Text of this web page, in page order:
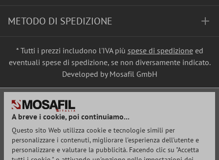
METODO DI SPEDIZIONE
* Tutti i prezzi includono l'IVA più spese di spedizioneed
eventuali spese di spedizione, se non diversamente indicato.
Developed by Mosafil GmbH
A breve i cookie, poi continuiamo...
Questo sito Web utilizza cookie e tecnologie simili per
personalizzare i contenuti, migliorare l'esperienza dell'utente e
personalizzare e valutare la pubblicità. Facendo clic su "Accetta